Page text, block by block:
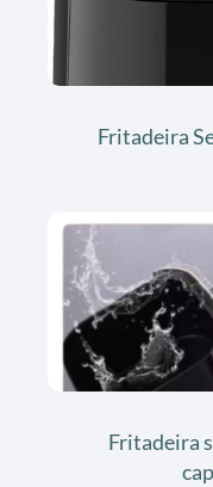
Fritadeira
Fritadeira